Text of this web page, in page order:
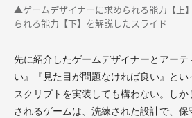
▲ゲームデザイナーに求められる能力【上
られる能力【下】を解説したスライド
先に紹介したゲームデザイナーとアーテ
い』『見た目が問題なければ良い』と
スクリプトを実装しても構わない。し
されるゲームは、洗練された設計で、